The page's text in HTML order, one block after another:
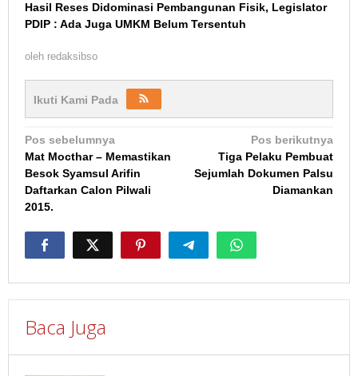
Hasil Reses Didominasi Pembangunan Fisik, Legislator
PDIP : Ada Juga UMKM Belum Tersentuh
oleh redaksibso
Ikuti Kami Pada
Navigasi
pos
Pos sebelumnya
Mat Mocthar – Memastikan
Besok Syamsul Arifin
Daftarkan Calon Pilwali
2015.
Pos berikutnya
Tiga Pelaku Pembuat
Sejumlah Dokumen Palsu
Diamankan
Baca Juga